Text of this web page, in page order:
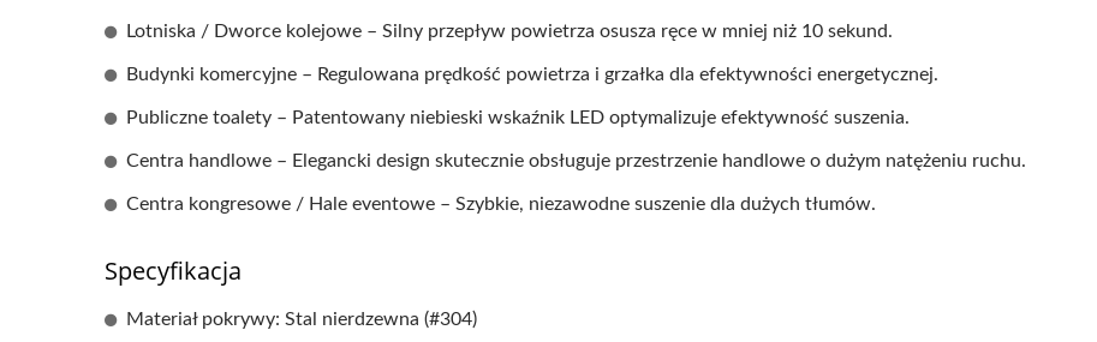
Lotniska / Dworce kolejowe – Silny przepływ powietrza osusza ręce w mniej niż 10 sekund.
Budynki komercyjne – Regulowana prędkość powietrza i grzałka dla efektywności energetycznej.
Publiczne toalety – Patentowany niebieski wskaźnik LED optymalizuje efektywność suszenia.
Centra handlowe – Elegancki design skutecznie obsługuje przestrzenie handlowe o dużym natężeniu ruchu.
Centra kongresowe / Hale eventowe – Szybkie, niezawodne suszenie dla dużych tłumów.
Specyfikacja
Materiał pokrywy: Stal nierdzewna (#304)